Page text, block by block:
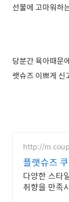
선물에 고마워하
당분간 육아때문
랫슈즈 이쁘게
http://
플랫슈즈
송으로
다양한 스타
취향을 만족